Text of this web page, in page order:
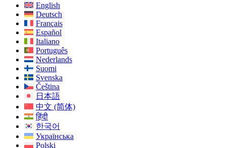
English
Deutsch
Français
Español
Italiano
Português
Nederlands
Suomi
Svenska
Čeština
日本語
中文 (简体)
हिंदी
한국어
Українська
Polski